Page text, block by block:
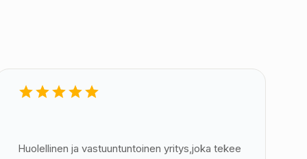
Huolellinen ja vastuuntuntoinen yritys,joka tekee